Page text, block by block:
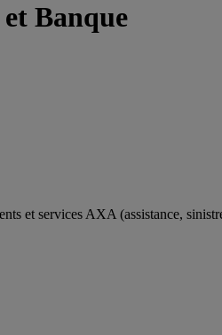
et Banque
et services AXA (assistance,